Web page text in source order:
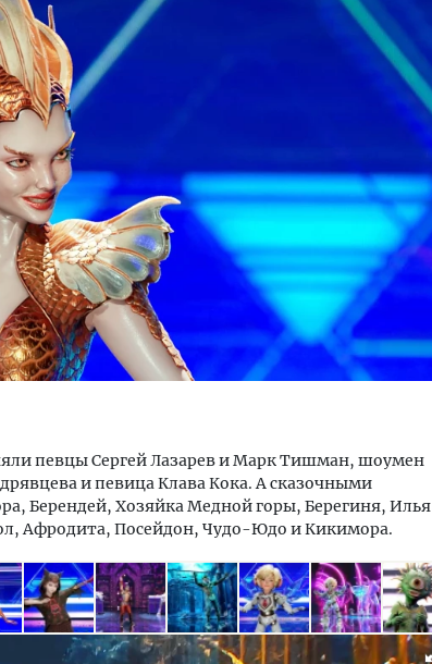
певцы Сергей Лазарев и Марк Тишман, шоумен
и певица Клава Кока. А сказочными
Берендей, Хозяйка Медной горы, Берегиня, Илья
Афродита, Посейдон, Чудо-Юдо и Кикимора.